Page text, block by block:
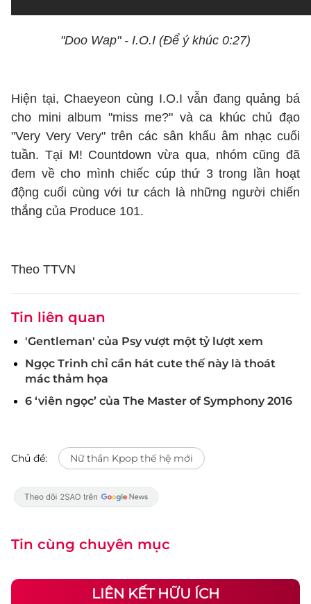
"Doo Wap" - I.O.I (Để ý khúc 0:27)
Hiện tại, Chaeyeon cùng I.O.I vẫn đang quảng bá
cho mini album "miss me?" và ca khúc chủ đạo
"Very Very Very" trên các sân khấu âm nhạc cuối
tuần. Tại M! Countdown vừa qua, nhóm cũng đã
đem về cho mình chiếc cúp thứ 3 trong lần hoạt
động cuối cùng với tư cách là những người chiến
thắng của Produce 101.
Theo TTVN
Tin liên quan
'Gentleman' của Psy vượt một tỷ lượt xem
Ngọc Trinh chỉ cần hát cute thế này là thoát
mác thảm họa
6 ‘viên ngọc’ của The Master of Symphony 2016
Chủ đề: Nữ thần Kpop thế hệ mới
Tin cùng chuyên mục
LIÊN KẾT HỮU ÍCH